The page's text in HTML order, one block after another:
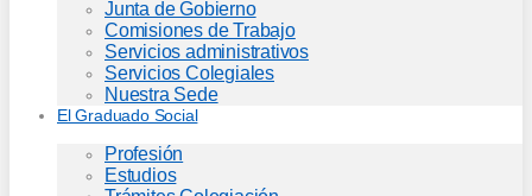
Junta de Gobierno
Comisiones de Trabajo
Servicios administrativos
Servicios Colegiales
Nuestra Sede
El Graduado Social
Profesión
Estudios